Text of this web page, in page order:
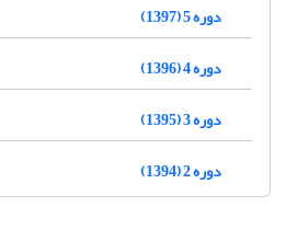
دوره 5 (1397)
دوره 4 (1396)
دوره 3 (1395)
دوره 2 (1394)